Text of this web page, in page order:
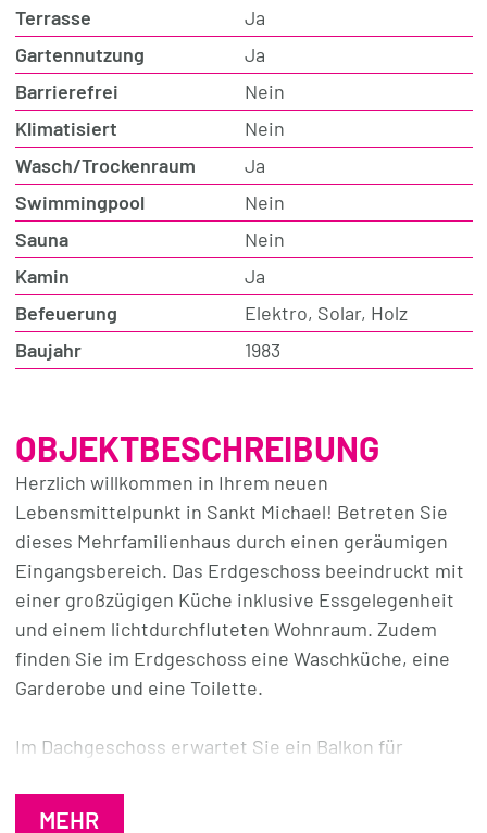
Terrasse
Ja
Gartennutzung
Ja
Barrierefrei
Nein
Klimatisiert
Nein
Wasch/Trockenraum
Ja
Swimmingpool
Nein
Sauna
Nein
Kamin
Ja
Befeuerung
Elektro, Solar, Holz
Baujahr
1983
OBJEKTBESCHREIBUNG
Herzlich willkommen in Ihrem neuen
Lebensmittelpunkt in Sankt Michael! Betreten Sie
dieses Mehrfamilienhaus durch einen geräumigen
Eingangsbereich. Das Erdgeschoss beeindruckt mit
einer großzügigen Küche inklusive Essgelegenheit
und einem lichtdurchfluteten Wohnraum. Zudem
finden Sie im Erdgeschoss eine Waschküche, eine
Garderobe und eine Toilette.
Im Dachgeschoss erwartet Sie ein Balkon für
MEHR